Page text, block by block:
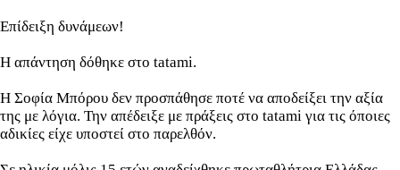
Επίδειξη δυνάμεων!
Η απάντηση δόθηκε στο tatami.
Η Σοφία Μπόρου δεν προσπάθησε ποτέ να αποδείξει την αξία
της με λόγια. Την απέδειξε με πράξεις στο tatami για τις όποιες
αδικίες είχε υποστεί στο παρελθόν.